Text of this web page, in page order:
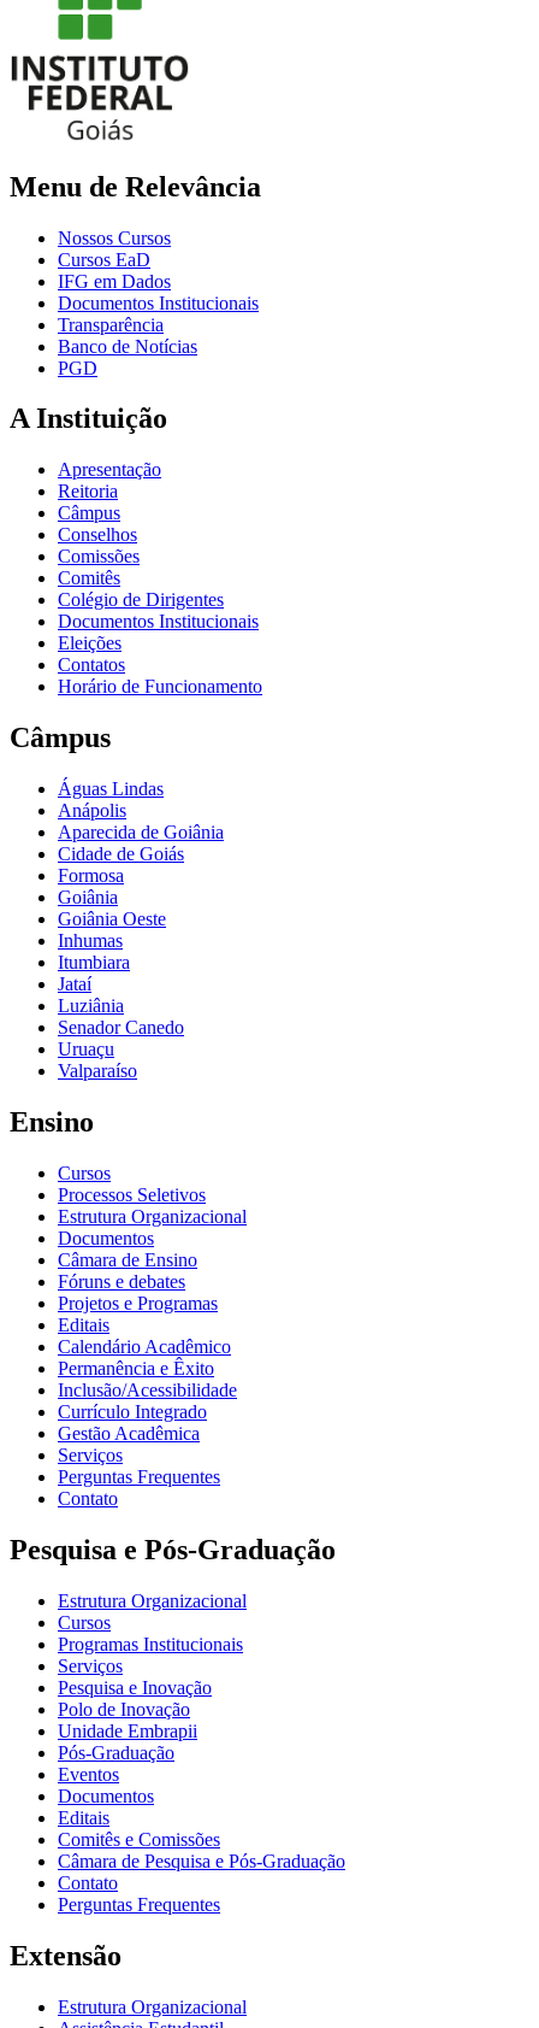
Menu de Relevância
Nossos Cursos
Cursos EaD
IFG em Dados
Documentos Institucionais
Transparência
Banco de Notícias
PGD
A Instituição
Apresentação
Reitoria
Câmpus
Conselhos
Comissões
Comitês
Colégio de Dirigentes
Documentos Institucionais
Eleições
Contatos
Horário de Funcionamento
Câmpus
Águas Lindas
Anápolis
Aparecida de Goiânia
Cidade de Goiás
Formosa
Goiânia
Goiânia Oeste
Inhumas
Itumbiara
Jataí
Luziânia
Senador Canedo
Uruaçu
Valparaíso
Ensino
Cursos
Processos Seletivos
Estrutura Organizacional
Documentos
Câmara de Ensino
Fóruns e debates
Projetos e Programas
Editais
Calendário Acadêmico
Permanência e Êxito
Inclusão/Acessibilidade
Currículo Integrado
Gestão Acadêmica
Serviços
Perguntas Frequentes
Contato
Pesquisa e Pós-Graduação
Estrutura Organizacional
Cursos
Programas Institucionais
Serviços
Pesquisa e Inovação
Polo de Inovação
Unidade Embrapii
Pós-Graduação
Eventos
Documentos
Editais
Comitês e Comissões
Câmara de Pesquisa e Pós-Graduação
Contato
Perguntas Frequentes
Extensão
Estrutura Organizacional